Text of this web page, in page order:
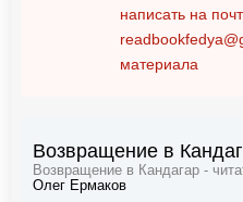
написать на
материала
Возвращение в
Возвращение в Кандагар -
Олег Ермаков